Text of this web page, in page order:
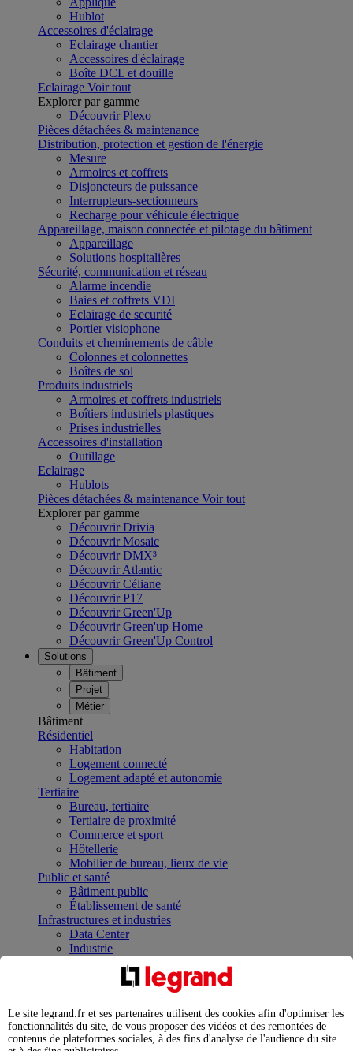
Hublot
Accessoires d'éclairage
Eclairage chantier
Accessoires d'éclairage
Boîte DCL et douille
Eclairage Voir tout
Explorer par gamme
Découvrir Plexo
Pièces détachées & maintenance
Distribution, protection et gestion de l'énergie
Mesure
Armoires et coffrets
Disjoncteurs de puissance
Interrupteurs-sectionneurs
Recharge pour véhicule électrique
Appareillage, maison connectée et pilotage du bâtiment
Appareillage
Solutions hospitalières
Sécurité, communication et réseau
Alarme incendie
Baies et coffrets VDI
Eclairage de securité
Portier visiophone
Conduits et cheminements de câble
Colonnes et colonnettes
Boîtes de sol
Produits industriels
Armoires et coffrets industriels
Boîtiers industriels plastiques
Prises industrielles
Accessoires d'installation
Outillage
Eclairage
Hublots
Pièces détachées & maintenance Voir tout
Explorer par gamme
Découvrir Drivia
Découvrir Mosaic
Découvrir DMX³
Découvrir Atlantic
Découvrir Céliane
Découvrir P17
Découvrir Green'Up
Découvrir Green'up Home
Découvrir Green'Up Control
Solutions
Bâtiment
Projet
Métier
Bâtiment
Résidentiel
Habitation
Logement connecté
Logement adapté et autonomie
Tertiaire
Bureau, tertiaire
Tertiaire de proximité
Commerce et sport
Hôtellerie
Mobilier de bureau, lieux de vie
Public et santé
Bâtiment public
Établissement de santé
Infrastructures et industries
Data Center
Industrie
Infrastructures
Contrôler et planifier le fonctionnement des appareils
Répartir et optimiser son tableau électrique
Legrand Data Center Solutions : concentrer les
expertises au service de vos performances
Le site legrand.fr et ses partenaires utilisent des cookies afin d'optimiser les
fonctionnalités du site, de vous proposer des vidéos et des remontées de
contenus de plateformes sociales, à des fins d'analyse de l'audience du site